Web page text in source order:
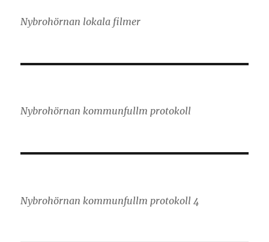
Nybrohörnan lokala filmer
Nybrohörnan kommunfullm protokoll
Nybrohörnan kommunfullm protokoll 4